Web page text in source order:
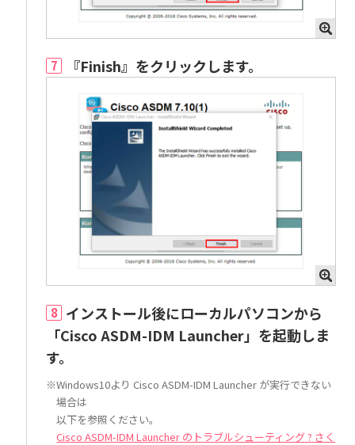
7 『Finish』をクリックします。
8 インストール後にローカルパソコンから
「Cisco ASDM-IDM Launcher」を起動しま
す。
※Windows10より Cisco ASDM-IDM Launcher が実行できない
場合は
以下を参照ください。
Cisco ASDM-IDM Launcher のトラブルシューティング ? さく